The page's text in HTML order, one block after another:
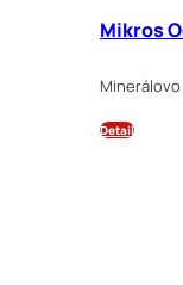
Mikros
Detail